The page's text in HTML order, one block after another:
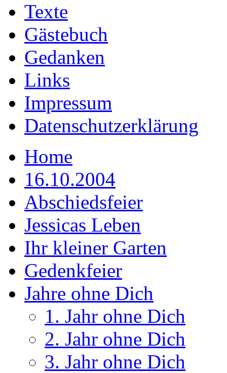
Texte
Gästebuch
Gedanken
Links
Impressum
Datenschutzerklärung
Home
16.10.2004
Abschiedsfeier
Jessicas Leben
Ihr kleiner Garten
Gedenkfeier
Jahre ohne Dich
1. Jahr ohne Dich
2. Jahr ohne Dich
3. Jahr ohne Dich